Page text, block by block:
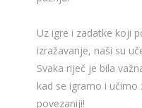
Uz igre i zadatke koji
izražavanje, naši su
Svaka riječ je bila
kad se igramo i
povezaniji!